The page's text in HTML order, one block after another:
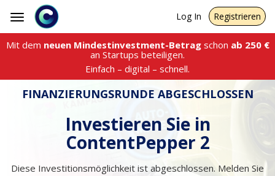
Toggle
navigation
Log In Registrieren
Mit dem neuen Mindestinvestment-Betragschon ab 250€
an Startups beteiligen.
Einfach – digital – schnell.
FINANZIERUNGSRUNDE ABGESCHLOSSEN
Investieren Sie in
ContentPepper 2
Diese Investitionsmöglichkeit ist abgeschlossen. Melden Sie